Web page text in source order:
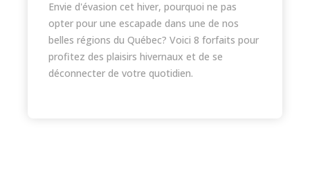
Envie d'évasion cet hiver, pourquoi ne pas
opter pour une escapade dans une de nos
belles régions du Québec? Voici 8 forfaits pour
profitez des plaisirs hivernaux et de se
déconnecter de votre quotidien.